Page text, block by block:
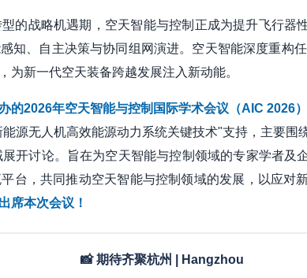
的战略机遇期，空天智能与控制正成为提升飞行器
知、自主决策与协同组网演进。空天智能深度重构
为新一代空天装备跨越发展注入新动能。
2026年空天智能与控制国际学术会议（AIC 2026
源无人机高效能源动力系统关键技术"支持，主要围
开讨论。旨在为空天智能与控制领域的专家学者及
台，共同推动空天智能与控制领域的发展，以应对
席本次会议！
📸 期待齐聚杭州 | Hangzhou